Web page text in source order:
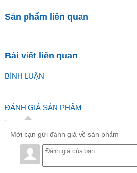
Sản phẩm liên quan
Bài viết liên quan
BÌNH LUẬN
ĐÁNH GIÁ SẢN PHẨM
Mời bạn gửi đánh giá về sản phẩm